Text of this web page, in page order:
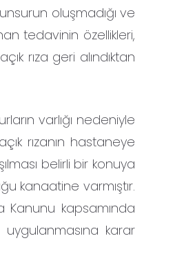
oluşmadığı ve
tedavinin özellikleri,
rıza geri alındıktan
varlığı nedeniyle
rızanın hastaneye
belirli bir konuya
kanaatine varmıştır.
Kanunu kapsamında
karar